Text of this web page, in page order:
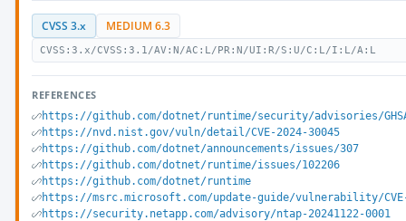
CVSS 3.x MEDIUM 6.3
CVSS:3.x/CVSS:3.1/AV:N/AC:L/PR:N/UI:R/S:U/C:L/I:L/A:L
REFERENCES
https://github.com/dotnet/runtime/security/advisories/
https://nvd.nist.gov/vuln/detail/CVE-2024-30045
https://github.com/dotnet/announcements/issues/307
https://github.com/dotnet/runtime/issues/102206
https://github.com/dotnet/runtime
https://msrc.microsoft.com/update-guide/vulnerability/CVE-
https://security.netapp.com/advisory/ntap-20241122-0001